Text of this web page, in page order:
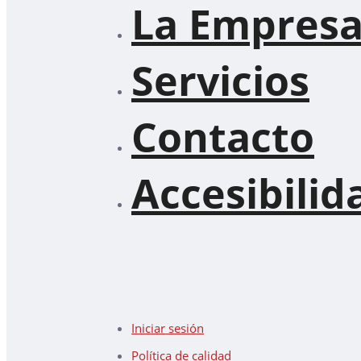
La
Servicios
Contacto
Iniciar sesión
Política de calidad